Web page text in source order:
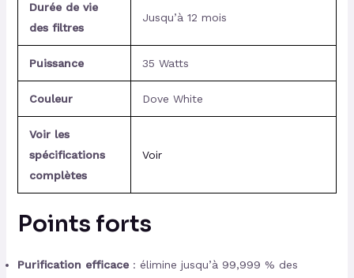
Durée de vie
des filtres
Jusqu’à 12 mois
Puissance 35 Watts
Couleur Dove White
Voir les
spécifications
complètes
Voir
Points forts
Purification efficace: élimine jusqu’à 99,999 % des